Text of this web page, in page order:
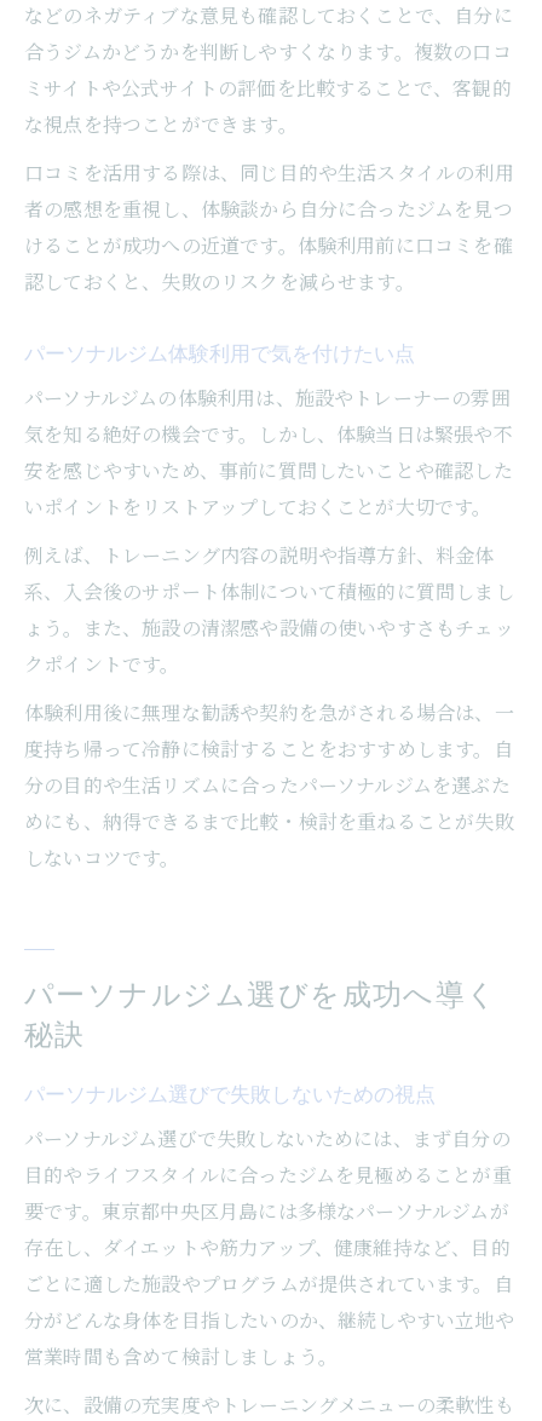
などのネガティブな意見も確認しておくことで、自分に
合うジムかどうかを判断しやすくなります。複数の口コ
ミサイトや公式サイトの評価を比較することで、客観的
な視点を持つことができます。
口コミを活用する際は、同じ目的や生活スタイルの利用
者の感想を重視し、体験談から自分に合ったジムを見つ
けることが成功への近道です。体験利用前に口コミを確
認しておくと、失敗のリスクを減らせます。
パーソナルジム体験利用で気を付けたい点
パーソナルジムの体験利用は、施設やトレーナーの雰囲
気を知る絶好の機会です。しかし、体験当日は緊張や不
安を感じやすいため、事前に質問したいことや確認した
いポイントをリストアップしておくことが大切です。
例えば、トレーニング内容の説明や指導方針、料金体
系、入会後のサポート体制について積極的に質問しまし
ょう。また、施設の清潔感や設備の使いやすさもチェッ
クポイントです。
体験利用後に無理な勧誘や契約を急がされる場合は、一
度持ち帰って冷静に検討することをおすすめします。自
分の目的や生活リズムに合ったパーソナルジムを選ぶた
めにも、納得できるまで比較・検討を重ねることが失敗
しないコツです。
パーソナルジム選びを成功へ導く
秘訣
パーソナルジム選びで失敗しないための視点
パーソナルジム選びで失敗しないためには、まず自分の
目的やライフスタイルに合ったジムを見極めることが重
要です。東京都中央区月島には多様なパーソナルジムが
存在し、ダイエットや筋力アップ、健康維持など、目的
ごとに適した施設やプログラムが提供されています。自
分がどんな身体を目指したいのか、継続しやすい立地や
営業時間も含めて検討しましょう。
次に、設備の充実度やトレーニングメニューの柔軟性も